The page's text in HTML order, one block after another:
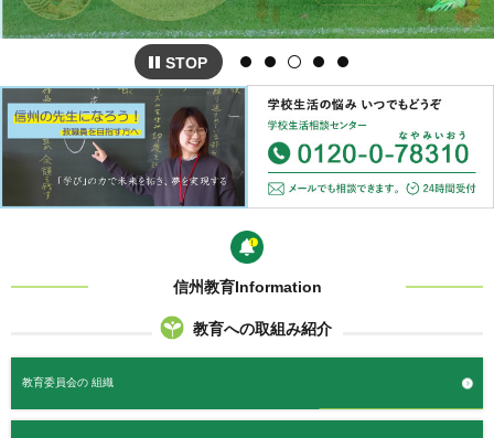
STOP
信州教育Information
教育への取組み紹介
教育委員会の 組織